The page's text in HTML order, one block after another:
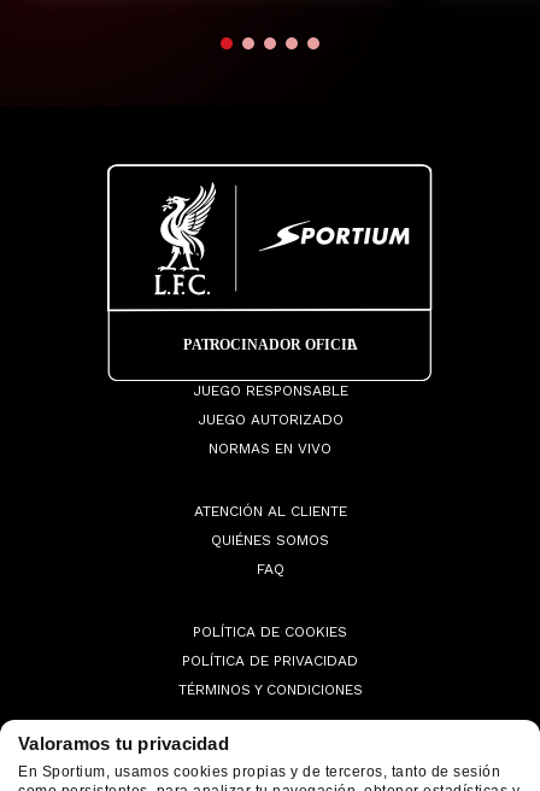
Valoramos tu privacidad
En Sportium, usamos cookies propias y de terceros, tanto de sesión
JUEGO RESPONSABLE
JUEGO AUTORIZADO
NORMAS EN VIVO
ATENCIÓN AL CLIENTE
QUIÉNES SOMOS
FAQ
POLÍTICA DE COOKIES
POLÍTICA DE PRIVACIDAD
TÉRMINOS Y CONDICIONES